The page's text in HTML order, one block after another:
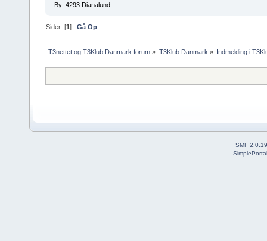
By: 4293 Dianalund
Sider: [1]Gå Op
T3nettet og T3Klub Danmark forum » T3Klub Danmark » Indmelding i
SMF 2.0.19